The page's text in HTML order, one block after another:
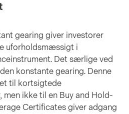
gearing giver investorer
uforholdsmæssigt i
Det særlige ved
konstante gearing. Denne
til kortsigtede
men ikke til en Buy and Hold-
Certificates giver adgang